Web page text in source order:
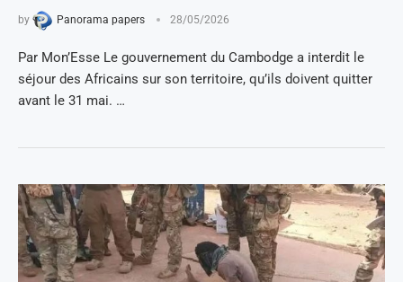
by Panorama papers 28/05/2026
Par Mon’Esse Le gouvernement du Cambodge a interdit le
séjour des Africains sur son territoire, qu’ils doivent quitter
avant le 31 mai. …